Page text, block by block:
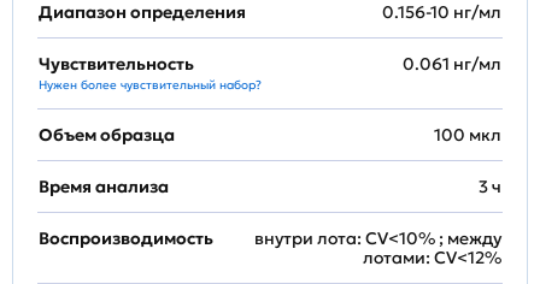
Диапазон определения 0.156-10 нг/мл
Чувствительность
Нужен более чувствительный набор?
0.061 нг/мл
Объем образца 100 мкл
Время анализа 3 ч
Воспроизводимость
внутри лота: CV<10% ; между
лотами: CV<12%